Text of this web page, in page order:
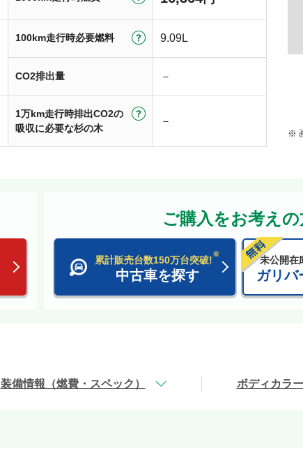
100km走行時必要燃料 9.09L
CO2排出量 －
1万km走行時排出CO2の
吸収に必要な杉の木
－
ご購入をお考えの
累計販売台数150万台突破!
※
中古車を探す
未公開在
ガリバ
装備情報（燃費・スペック） ボディカラー